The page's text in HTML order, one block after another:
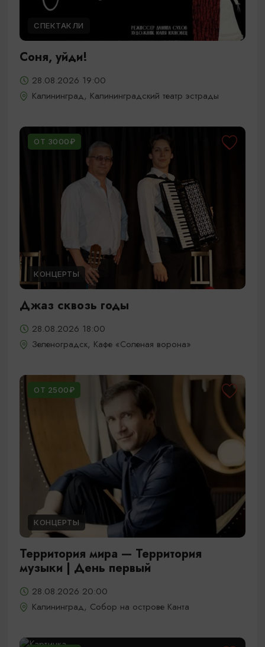
СПЕКТАКЛИ
Соня, уйди!
28.08.2026 19:00
Калининград, Калининградский театр эстрады
ОТ 3000₽
КОНЦЕРТЫ
Джаз сквозь годы
28.08.2026 18:00
Зеленоградск, Кафе «Соленая ворона»
ОТ 2500₽
КОНЦЕРТЫ
Территория мира — Территория
музыки | День первый
28.08.2026 20:00
Калининград, Собор на острове Канта